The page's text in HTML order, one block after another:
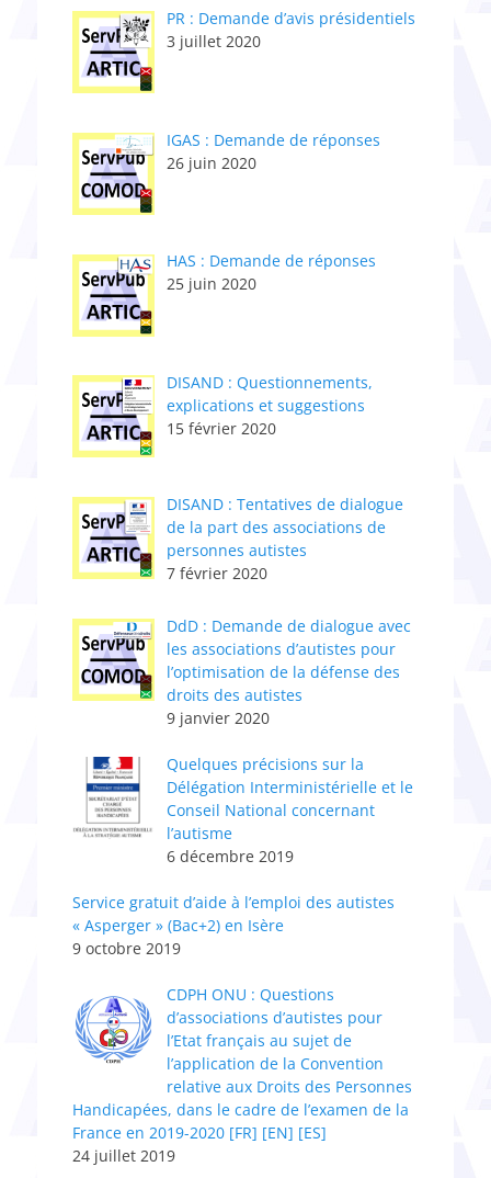
PR : Demande d’avis présidentiels
3 juillet 2020
IGAS : Demande de réponses
26 juin 2020
HAS : Demande de réponses
25 juin 2020
DISAND : Questionnements,
explications et suggestions
15 février 2020
DISAND : Tentatives de dialogue
de la part des associations de
personnes autistes
7 février 2020
DdD : Demande de dialogue avec
les associations d’autistes pour
l’optimisation de la défense des
droits des autistes
9 janvier 2020
Quelques précisions sur la
Délégation Interministérielle et le
Conseil National concernant
l’autisme
6 décembre 2019
Service gratuit d’aide à l’emploi des autistes
« Asperger » (Bac+2) en Isère
9 octobre 2019
CDPH ONU : Questions
d’associations d’autistes pour
l’Etat français au sujet de
l’application de la Convention
relative aux Droits des Personnes
Handicapées, dans le cadre de l’examen de la
France en 2019-2020 [FR] [EN] [ES]
24 juillet 2019